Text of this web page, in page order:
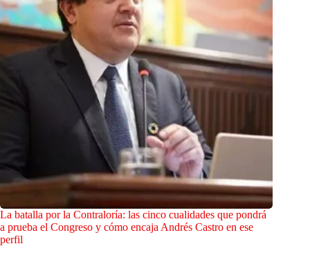
La batalla por la Contraloría: las cinco cualidades que pondrá
a prueba el Congreso y cómo encaja Andrés Castro en ese
perfil